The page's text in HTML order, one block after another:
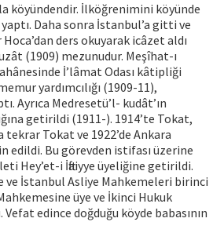
köyündendir. İlköğrenimini köyünde
Daha sonra İstanbul’a gitti ve
ders okuyarak icâzet aldı
(1909) mezunudur. Meşîhat-ı
İ’lâmat Odası kâtipliği
yardımcılığı (1909-11),
Ayrıca Medresetü’l- kudât’ın
getirildi (1911-). 1914’te Tokat,
tekrar Tokat ve 1922’de Ankara
edildi. Bu görevden istifası üzerine
Hey’et-i İftaiyye üyeliğine getirildi.
ve İstanbul Asliye Mahkemeleri birinci
üye ve İkinci Hukuk
edince doğduğu köyde babasının